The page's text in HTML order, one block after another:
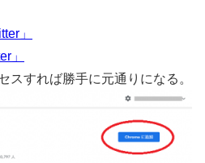
」
」
スすれば勝手に元通りになる。